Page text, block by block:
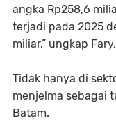
angka Rp258,6
terjadi pada 2025
miliar,” ungkap Fary.
Tidak hanya di
menjelma sebagai
Batam.